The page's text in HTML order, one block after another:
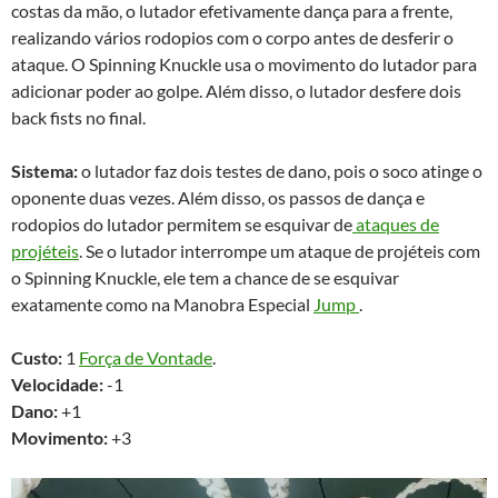
costas da mão, o lutador efetivamente dança para a frente,
realizando vários rodopios com o corpo antes de desferir o
ataque. O Spinning Knuckle usa o movimento do lutador para
adicionar poder ao golpe. Além disso, o lutador desfere dois
back fists no final.
Sistema:o lutador faz dois testes de dano, pois o soco atinge o
oponente duas vezes. Além disso, os passos de dança e
rodopios do lutador permitem se esquivar deataques de
projéteis. Se o lutador interrompe um ataque de projéteis com
o Spinning Knuckle, ele tem a chance de se esquivar
exatamente como na Manobra Especial Jump.
Custo: 1 Força de Vontade.
Velocidade:-1
Dano:+1
Movimento:+3